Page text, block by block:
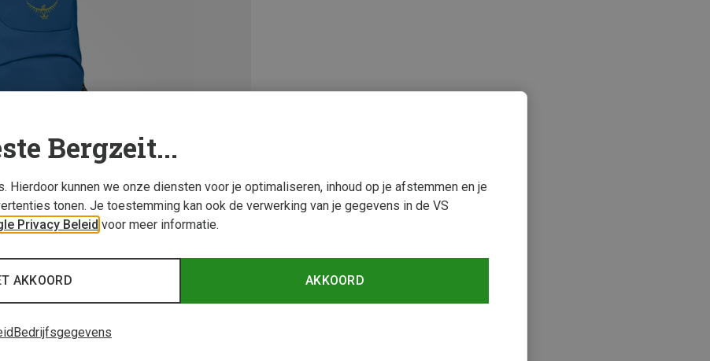
Bergzeit...
Hierdoor kunnen we onze diensten voor je optimaliseren, inhoud op je afstemmen en je
tonen. Je toestemming kan ook de verwerking van je gegevens in de VS
Privacy Beleid voor meer informatie.
AKKOORD
AKKOORD
Bedrijfsgegevens